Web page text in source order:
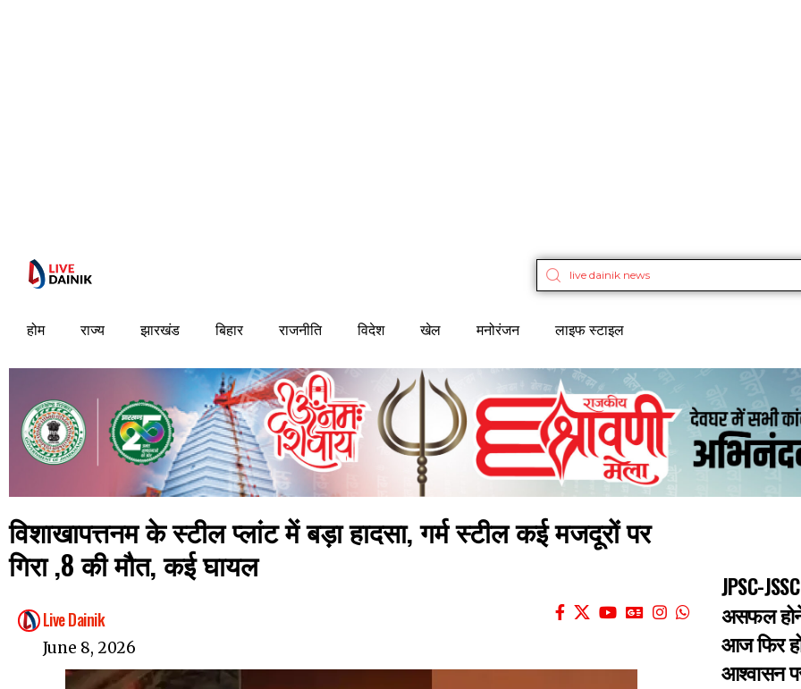
होम राज्य झारखंड बिहार राजनीति विदेश खेल मनोरंजन लाइफ स्टाइल
विशाखापत्तनम के स्टील प्लांट में बड़ा हादसा, गर्म स्टील कई मजदूरों पर
गिरा ,8 की मौत, कई घायल
Live Dainik
June 8, 2026
JPSC-
असफल
आज फिर
आश्वासन